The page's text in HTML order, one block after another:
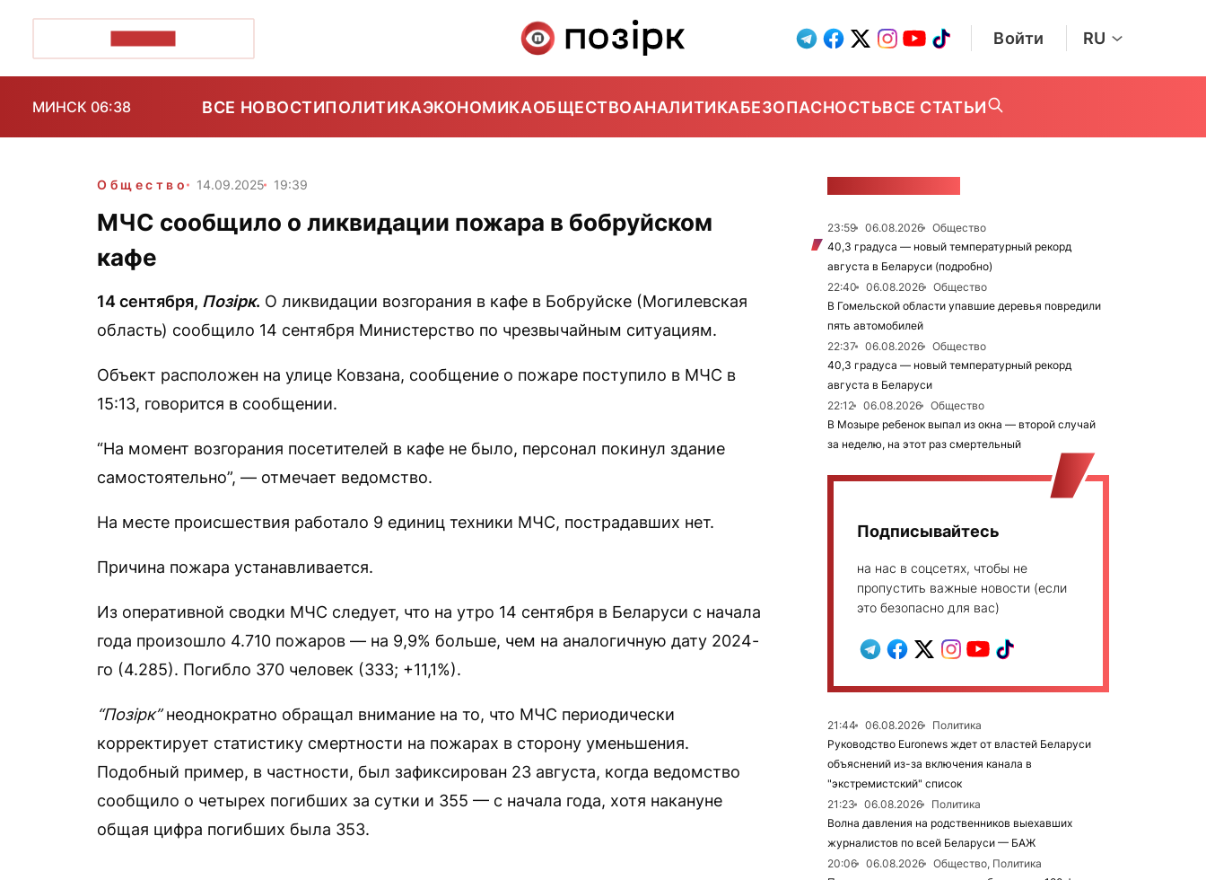
Войти RU
МИНСК 06:38 ВСЕ НОВОСТИПОЛИТИКАЭКОНОМИКАОБЩЕСТВОАНАЛИТИКАБЕЗОПАСНОСТЬВСЕ СТАТЬИ
Общество 14.09.2025 19:39
МЧС сообщило о ликвидации пожара в бобруйском
кафе
14 сентября, Позірк. О ликвидации возгорания в кафе в Бобруйске (Могилевская
область) сообщило 14 сентября Министерство по чрезвычайным ситуациям.
Объект расположен на улице Ковзана, сообщение о пожаре поступило в МЧС в
15:13, говорится в сообщении.
“На момент возгорания посетителей в кафе не было, персонал покинул здание
самостоятельно”, — отмечает ведомство.
На месте происшествия работало 9 единиц техники МЧС, пострадавших нет.
Причина пожара устанавливается.
Из оперативной сводки МЧС следует, что на утро 14 сентября в Беларуси с начала
года произошло 4.710 пожаров — на 9,9% больше, чем на аналогичную дату 2024-
го (4.285). Погибло 370 человек (333; +11,1%).
“Позiрк”неоднократно обращал внимание на то, что МЧС периодически
корректирует статистику смертности на пожарах в сторону уменьшения.
Подобный пример, в частности, был зафиксирован 23 августа, когда ведомство
сообщило о четырех погибших за сутки и 355 — с начала года, хотя накануне
общая цифра погибших была 353.
23:59 06.08.2026
Общество
40,3 градуса — новый температурный рекорд
августа в Беларуси (подробно)
22:40
06.08.2026
Общество
В Гомельской области упавшие деревья повредили
пять автомобилей
22:37
06.08.2026
Общество
40,3 градуса — новый температурный рекорд
августа в Беларуси
22:12
06.08.2026
Общество
В Мозыре ребенок выпал из окна — второй случай
за неделю, на этот раз смертельный
Подписывайтесь
на нас в соцсетях, чтобы не
пропустить важные новости (если
это безопасно для вас)
21:44 06.08.2026
Политика
Руководство Euronews ждет от властей Беларуси
объяснений из-за включения канала в
"экстремистский" список
21:23
06.08.2026
Политика
Волна давления на родственников выехавших
журналистов по всей Беларуси — БАЖ
20:06
06.08.2026
Общество, Политика